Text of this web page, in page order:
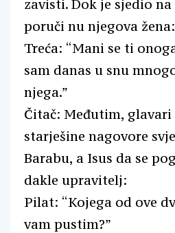
zavisti. Dok je sjedio
poruči nu njegova žena:
Treća: “Mani se ti
sam danas u snu
njega.”
Čitač: Međutim, glavari
starješine nagovore
Barabu, a Isus da se
dakle upravitelj:
Pilat: “Kojega od ove
vam pustim?”